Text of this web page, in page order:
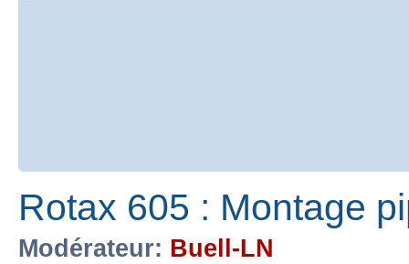
Rotax 605 : Montage
Modérateur: Buell-LN